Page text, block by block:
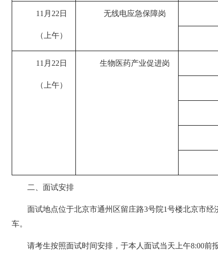
11月22日
（上午）
无线电应急保障岗
11月22日
（上午）
生物医药产业促进岗
二、面试安排
面试地点位于北京市通州区留庄路3号院1号楼北京市
车。
请考生按照面试时间安排，于本人面试当天上午8:00